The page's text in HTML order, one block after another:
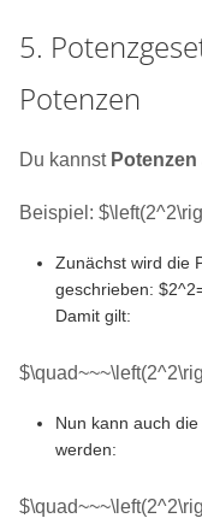
5.
Potenzen
Du kannst
Beispiel:
Zunächst wird die
geschrieben:
Damit gilt:
Nun kann auch
werden: